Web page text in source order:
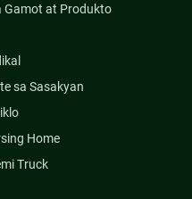
Gamot at Produkto
sa Sasakyan
Home
Truck